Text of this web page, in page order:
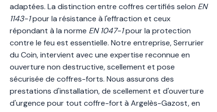
adaptées. La distinction entre coffres certifiés selon EN
1143-1pour la résistance à l'effraction et ceux
répondant à la norme EN 1047-1pour la protection
contre le feu est essentielle. Notre entreprise, Serrurier
du Coin, intervient avec une expertise reconnue en
ouverture non destructive, scellement et pose
sécurisée de coffres-forts. Nous assurons des
prestations d'installation, de scellement et d'ouverture
d'urgence pour tout coffre-fort à Argelès-Gazost, en